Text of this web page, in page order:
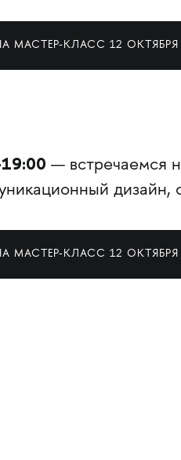
МАСТЕР-КЛАСС 12 ОКТЯБРЯ
— встречаемся
дизайн,
МАСТЕР-КЛАСС 12 ОКТЯБРЯ